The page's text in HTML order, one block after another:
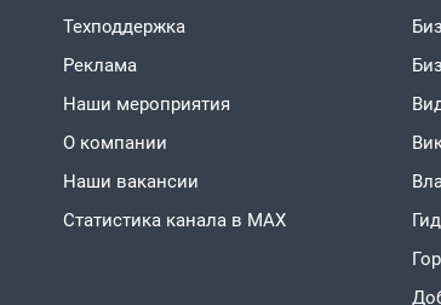
Техподдержка
Реклама
Наши мероприятия
О компании
Наши вакансии
Статистика канала в MAX